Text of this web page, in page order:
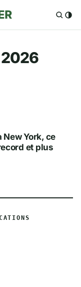
—
New York, ce
et plus